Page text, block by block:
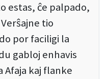
estas, ĉe palpado,
tio
por faciligi la
gabloj enhavis
Afaja kaj flanke